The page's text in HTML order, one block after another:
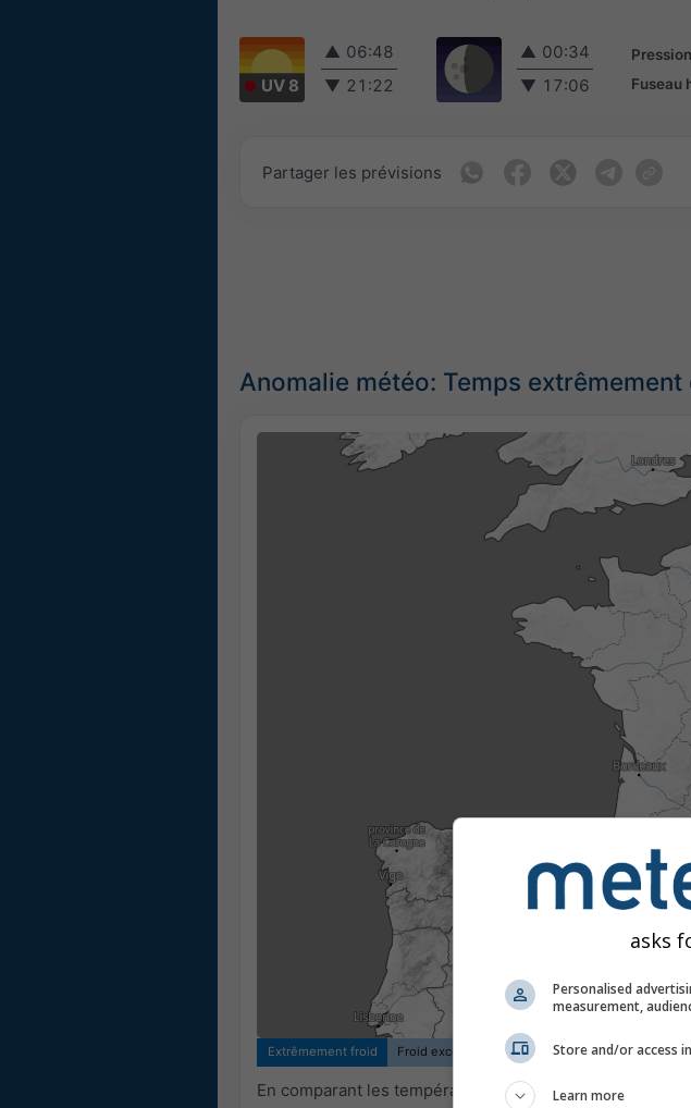
UV 8
▲ 06:48
▼ 21:22
▲ 00:34
▼ 17:06
Fuseau
Partager les prévisions
Anomalie météo: Temps
Extrêmement froid Froid exceptionnel Normal
En comparant les températures actuelles à 40 ans de
asks
Personalised
measurement,
Store and/or access
Learn more